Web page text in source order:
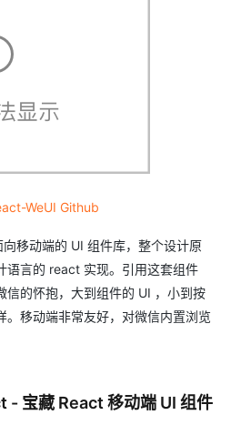
WeUI Github
移动端的 UI 组件库，整个设计原
语言的 react 实现。引用这套组件
信的怀抱，大到组件的 UI ，小到按
。移动端非常友好，对微信内置浏览
- 宝藏 React 移动端 UI 组件